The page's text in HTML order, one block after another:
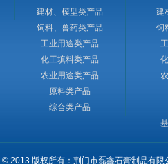
建材、模型类产品
饲料、兽药类产品
工业用途类产品
化工填料类产品
农业用途类产品
原料类产品
综合类产品
建
饲
© 2013 版权所有：荆门市磊鑫石膏制品有